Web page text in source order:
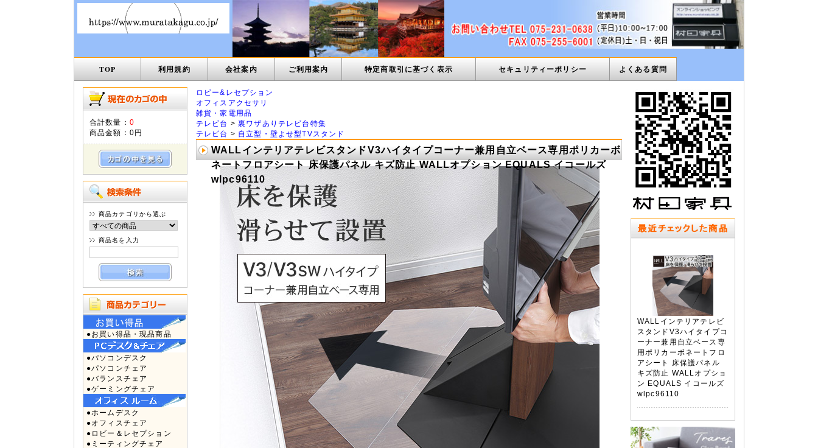
TOP 利用規約 会社案内 ご利用案内 特定商取引に基づく表示 セキュリティーポリシー よくある質問
合計数量： 0
商品金額： 0円
商品カテゴリから選ぶ
商品名を入力
●お買い得品・現品商品
●パソコンデスク
●パソコンチェア
●バランスチェア
●ゲーミングチェア
●ホームデスク
●オフィスチェア
●ロビー＆レセプション
●ミーティングチェア
ロビー&レセプション
オフィスアクセサリ
雑貨・家電用品
テレビ台 >裏ワザありテレビ台特集
テレビ台 > 自立型・壁よせ型TVスタンド
WALLインテリアテレビスタンドV3ハイタイプコーナー兼用自立ベース専用ポリカーボ
ネートフロアシート 床保護パネル キズ防止 WALLオプション EQUALS イコールズ
wlpc96110
WALLインテリアテレビ
スタンドV3ハイタイプコ
ーナー兼用自立ベース専
用ポリカーボネートフロ
アシート 床保護パネル
キズ防止 WALLオプショ
ン EQUALS イコールズ
wlpc96110